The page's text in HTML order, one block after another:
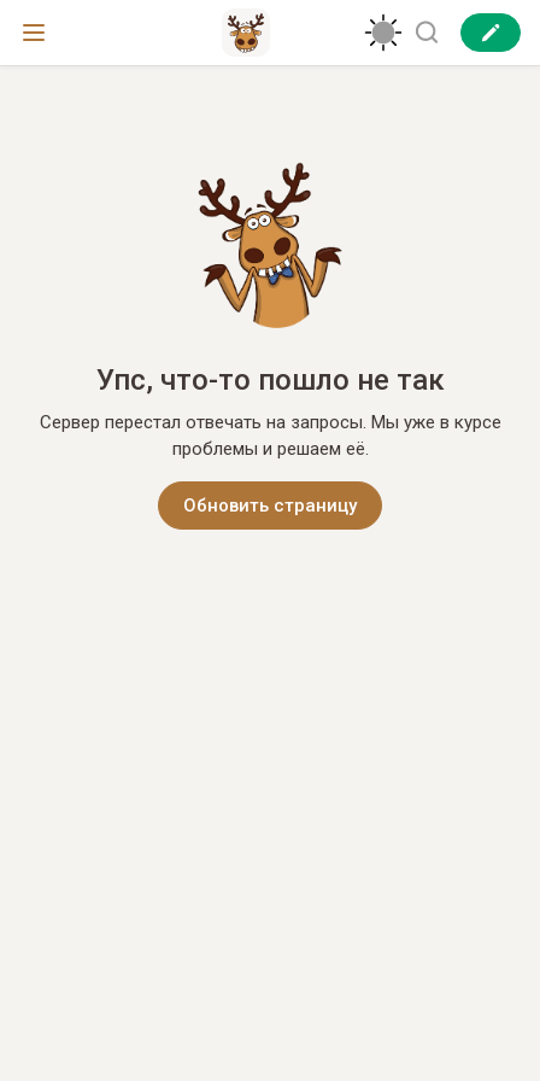
Упс, что-то пошло не так
Сервер перестал отвечать на запросы. Мы уже в курсе
проблемы и решаем её.
Обновить страницу